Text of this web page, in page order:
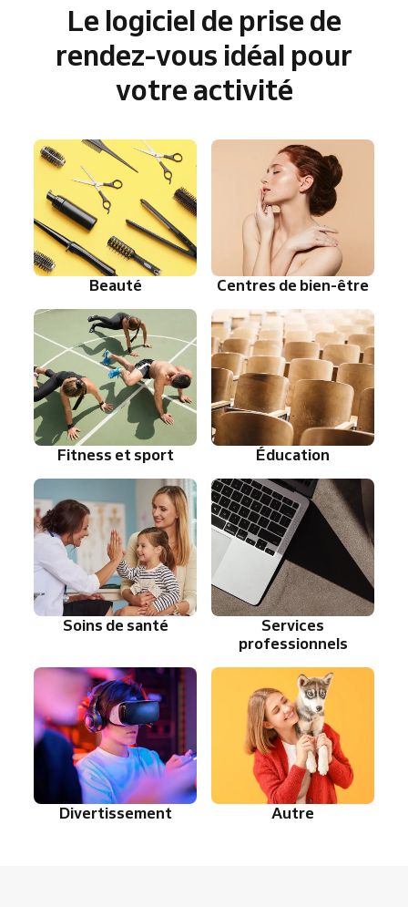
Le logiciel de prise de
rendez-vous idéal pour
votre activité
Beauté Centres de bien-être
Fitness et sport Éducation
Soins de santé
Services
professionnels
Divertissement Autre